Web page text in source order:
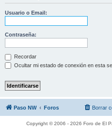
Usuario o Email:
Contraseña:
Recordar
Ocultar mi estado de conexión en esta
Paso NW Foros Borrar
Copyright © 2006 - 2026 Foro de El